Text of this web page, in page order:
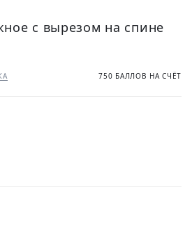
с вырезом на спине
750 БАЛЛОВ НА СЧЁТ